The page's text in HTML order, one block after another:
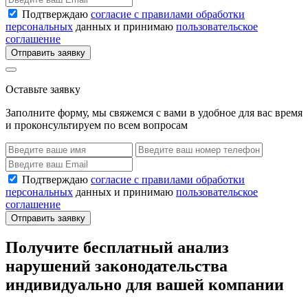
Подтверждаю согласие с правилами обработки
персональных данных и принимаю пользовательское
соглашение
Отправить заявку
Оставьте заявку
Заполните форму, мы свяжемся с вами в удобное для вас время
и проконсультируем по всем вопросам
Подтверждаю согласие с правилами обработки
персональных данных и принимаю пользовательское
соглашение
Отправить заявку
Получите бесплатный анализ
нарушений законодательства
индивидуально для вашей компании